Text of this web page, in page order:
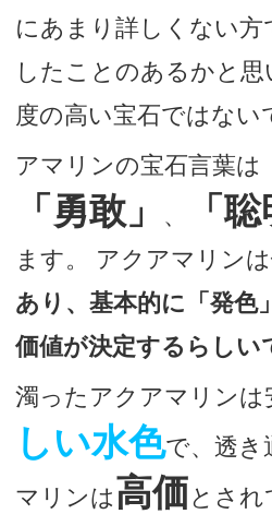
にあまり詳しくない方
したことのあるかと
度の高い宝石ではない
アマリンの宝石言葉は
「勇敢」 、 「聡
ます。 アクアマリンは
あり、基本的に「発色
価値が決定するらしい
濁ったアクアマリンは
しい水色で、透き
マリンは高価とされ